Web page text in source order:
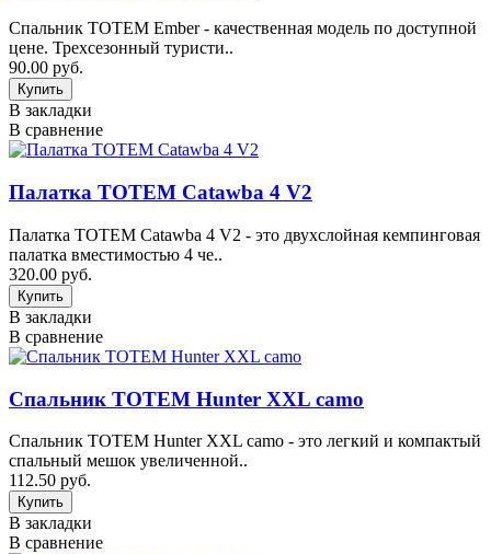
Спальник TOTEM Ember - качественная модель по доступной
цене. Трехсезонный туристи..
90.00 руб.
В закладки
В сравнение
Палатка TOTEM Catawba 4 V2
Палатка TOTEM Catawba 4 V2 - это двухслойная кемпинговая
палатка вместимостью 4 че..
320.00 руб.
В закладки
В сравнение
Спальник TOTEM Hunter XXL camo
Спальник TOTEM Hunter XXL camo - это легкий и компактый
спальный мешок увеличенной..
112.50 руб.
В закладки
В сравнение